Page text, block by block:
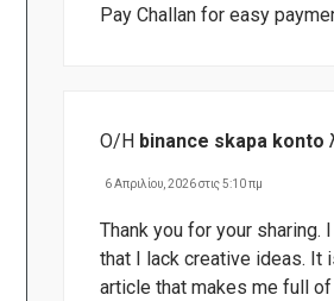
Pay Challan for easy
Ο/Η binance skapa konto
6 Απριλίου, 2026 στις 5:10 πμ
Thank you for your sharing.
that I lack creative ideas. It
article that makes me full of